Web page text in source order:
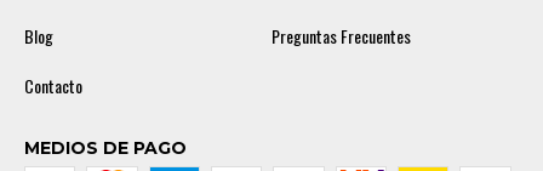
Blog
Preguntas Frecuentes
Contacto
MEDIOS DE PAGO